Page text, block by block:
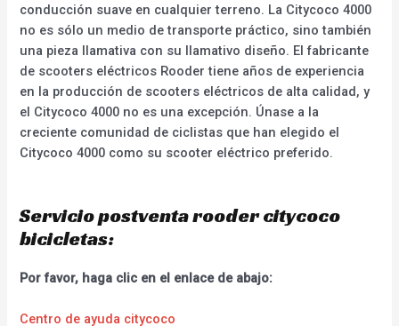
conducción suave en cualquier terreno. La Citycoco 4000
no es sólo un medio de transporte práctico, sino también
una pieza llamativa con su llamativo diseño. El fabricante
de scooters eléctricos Rooder tiene años de experiencia
en la producción de scooters eléctricos de alta calidad, y
el Citycoco 4000 no es una excepción. Únase a la
creciente comunidad de ciclistas que han elegido el
Citycoco 4000 como su scooter eléctrico preferido.
Servicio postventa rooder citycoco
bicicletas:
Por favor, haga clic en el enlace de abajo:
Centro de ayuda citycoco